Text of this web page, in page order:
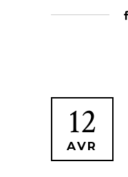
12
AVR